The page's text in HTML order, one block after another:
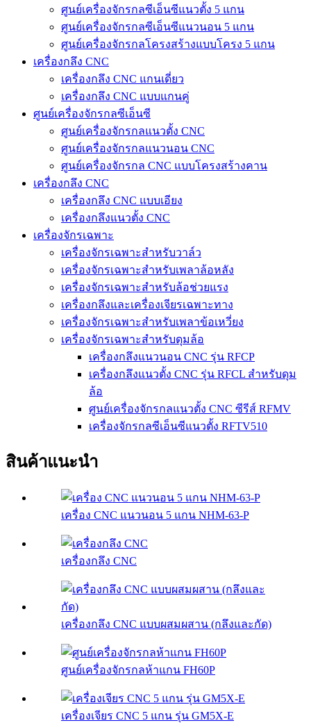
ศูนย์เครื่องจักรกลซีเอ็นซีแนวตั้ง 5 แกน
ศูนย์เครื่องจักรกลซีเอ็นซีแนวนอน 5 แกน
ศูนย์เครื่องจักรกลโครงสร้างแบบโครง 5 แกน
เครื่องกลึง CNC
เครื่องกลึง CNC แกนเดี่ยว
เครื่องกลึง CNC แบบแกนคู่
ศูนย์เครื่องจักรกลซีเอ็นซี
ศูนย์เครื่องจักรกลแนวตั้ง CNC
ศูนย์เครื่องจักรกลแนวนอน CNC
ศูนย์เครื่องจักรกล CNC แบบโครงสร้างคาน
เครื่องกลึง CNC
เครื่องกลึง CNC แบบเอียง
เครื่องกลึงแนวตั้ง CNC
เครื่องจักรเฉพาะ
เครื่องจักรเฉพาะสำหรับวาล์ว
เครื่องจักรเฉพาะสำหรับเพลาล้อหลัง
เครื่องจักรเฉพาะสำหรับล้อช่วยแรง
เครื่องกลึงและเครื่องเจียรเฉพาะทาง
เครื่องจักรเฉพาะสำหรับเพลาข้อเหวี่ยง
เครื่องจักรเฉพาะสำหรับดุมล้อ
เครื่องกลึงแนวนอน CNC รุ่น RFCP
เครื่องกลึงแนวตั้ง CNC รุ่น RFCL สำหรับดุม
ล้อ
ศูนย์เครื่องจักรกลแนวตั้ง CNC ซีรีส์ RFMV
เครื่องจักรกลซีเอ็นซีแนวตั้ง RFTV510
สินค้าแนะนำ
เครื่อง CNC แนวนอน 5 แกน NHM-63-P
เครื่องกลึง CNC
เครื่องกลึง CNC แบบผสมผสาน (กลึงและกัด)
ศูนย์เครื่องจักรกลห้าแกน FH60P
เครื่องเจียร CNC 5 แกน รุ่น GM5X-E